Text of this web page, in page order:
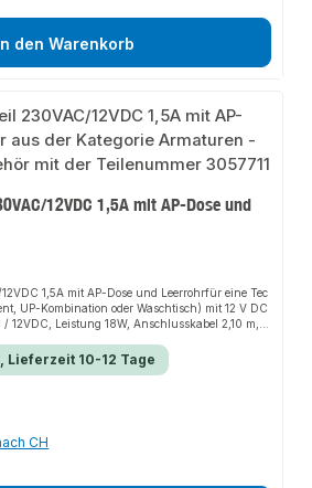
In den Warenkorb
12VDC 1,5A mit AP-Dose und
1,5A mit AP-Dose und Leerrohrfür eine Tec
UP-Kombination oder Wasch­tisch) mit 12 V DC
12VDC, Leistung 18W, Anschlusskabel 2,10 m,
230 V ACAusgangsspannung: 12
ALeistung: max. 12 WKabellänge 12V-Seite: 2,1
Lieferzeit 10-12 Tage
CH